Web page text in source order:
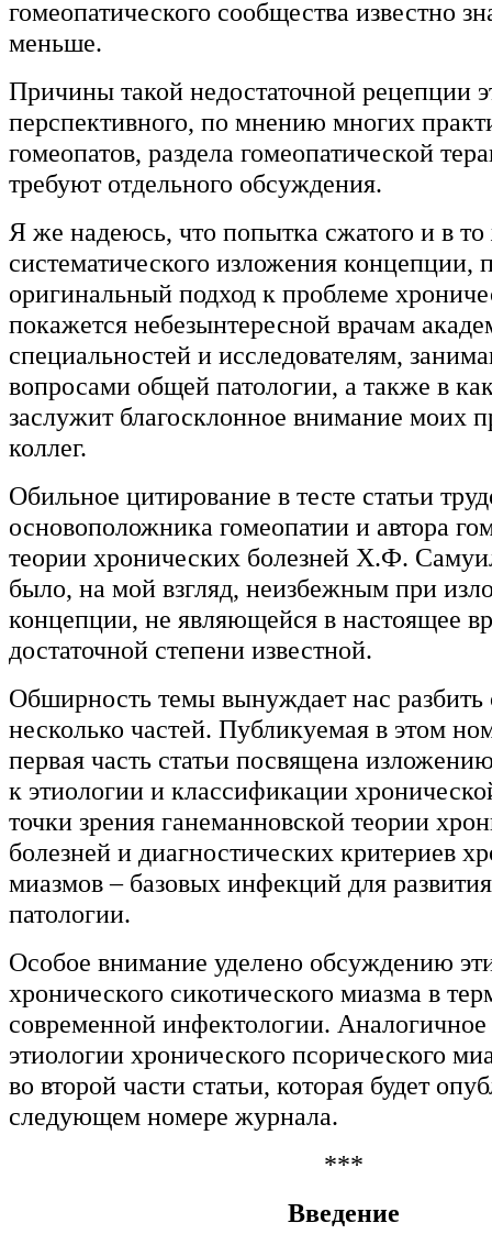
гомеопатического сообщества известно
меньше.
Причины такой недостаточной рецепции
перспективного, по мнению многих
гомеопатов, раздела гомеопатической
требуют отдельного обсуждения.
Я же надеюсь, что попытка сжатого и в
систематического изложения концепции,
оригинальный подход к проблеме
покажется небезынтересной врачам
специальностей и исследователям,
вопросами общей патологии, а также в
заслужит благосклонное внимание моих
коллег.
Обильное цитирование в тесте статьи
основоположника гомеопатии и автора
теории хронических болезней Х.Ф.
было, на мой взгляд, неизбежным при
концепции, не являющейся в настоящее
достаточной степени известной.
Обширность темы вынуждает нас разбить
несколько частей. Публикуемая в этом
первая часть статьи посвящена
к этиологии и классификации
точки зрения ганеманновской теории
болезней и диагностических критериев
миазмов – базовых инфекций для
патологии.
Особое внимание уделено обсуждению
хронического сикотического миазма в
современной инфектологии. Аналогичное
этиологии хронического псорического
во второй части статьи, которая будет
следующем номере журнала.
***
Введение